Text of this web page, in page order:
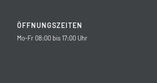
ÖFFNUNGSZEITEN
Mo-Fr 08:00 bis 17:00 Uhr